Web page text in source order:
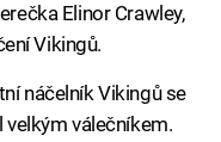
Elinor Crawley,
Vikingů.
náčelník Vikingů se
velkým válečníkem.